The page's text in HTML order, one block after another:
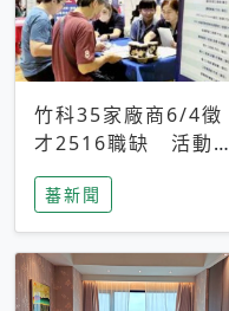
竹科35家廠商6/4徵
才2516職缺 活動當
天完成面試2家廠商
即可參加抽獎
蕃新聞